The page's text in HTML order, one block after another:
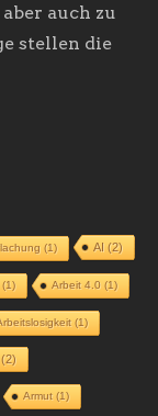
auch zu
stellen die
(1) AI (2)
(1) Arbeit 4.0 (1)
(1)
(2)
Armut(1)